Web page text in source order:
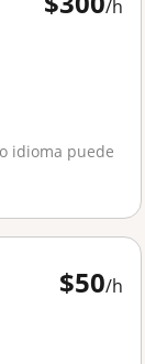
/h
idioma puede
$50/h